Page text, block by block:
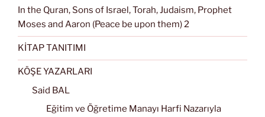
In the Quran, Sons of Israel, Torah, Judaism, Prophet
Moses and Aaron (Peace be upon them) 2
KİTAP TANITIMI
KÖŞE YAZARLARI
Said BAL
Eğitim ve Öğretime Manayı Harfi Nazarıyla